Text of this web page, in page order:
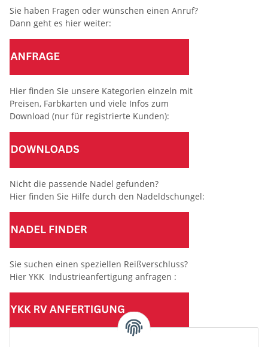
Sie haben Fragen oder wünschen einen Anruf?
Dann geht es hier weiter:
Hier finden Sie unsere Kategorien einzeln mit
Preisen, Farbkarten und viele Infos zum
Download (nur für registrierte Kunden):
Nicht die passende Nadel gefunden?
Hier finden Sie Hilfe durch den Nadeldschungel:
Sie suchen einen speziellen Reißverschluss?
Hier YKK Industrieanfertigung anfragen :
(Mindesttabnahmemenge 10 Stück je Länge und Farbe)